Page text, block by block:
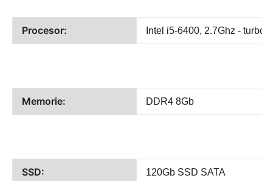
Procesor: Intel i5-6400, 2.7Ghz -
Memorie: DDR4 8Gb
SSD: 120Gb SSD SATA